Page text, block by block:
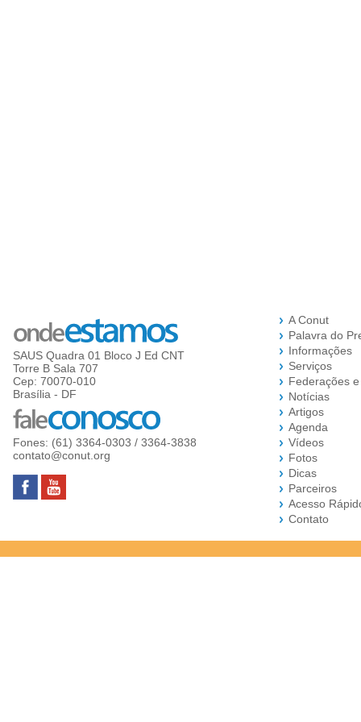
SAUS Quadra 01 Bloco J Ed CNT
Torre B Sala 707
Cep: 70070-010
Brasília - DF
Fones: (61) 3364-0303 / 3364-3838
contato@conut.org
A Conut
Palavra do
Informações
Serviços
Federações
Notícias
Artigos
Agenda
Vídeos
Fotos
Dicas
Parceiros
Acesso
Contato